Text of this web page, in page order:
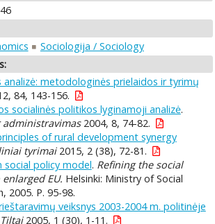
Sociologija / Sociology
analizė: metodologinės prielaidos ir tyrimų
84, 143-156.
socialinės politikos lyginamoji analizė.
2004, 8, 74-82.
of rural development synergy
tyrimai2015, 2 (38), 72-81.
social policy model. Refining the social
EU. Helsinki: Ministry of Social
2005. P. 95-98.
veiksnys 2003-2004 m. politinėje
Tiltai2005, 1 (30), 1-11.